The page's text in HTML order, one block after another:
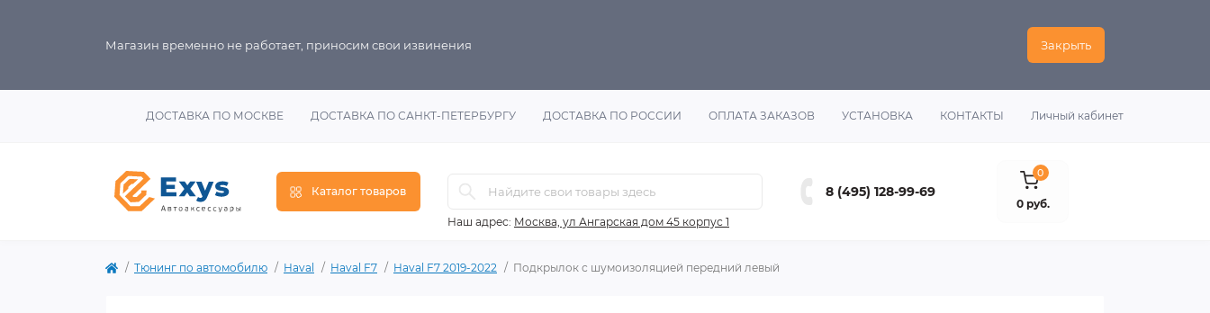
Магазин временно не работает, приносим свои извинения Закрыть
ДОСТАВКА ПО МОСКВЕ ДОСТАВКА ПО САНКТ-ПЕТЕРБУРГУ ДОСТАВКА ПО РОССИИ ОПЛАТА ЗАКАЗОВ УСТАНОВКА КОНТАКТЫ Личный кабинет
Каталог товаров
Наш адрес: Москва, ул Ангарская дом 45 корпус 1
8 (495) 128-99-69
0
0 руб.
Тюнинг по автомобилю Haval Haval F7 Haval F7 2019-2022 Подкрылок с шумоизоляцией передний левый